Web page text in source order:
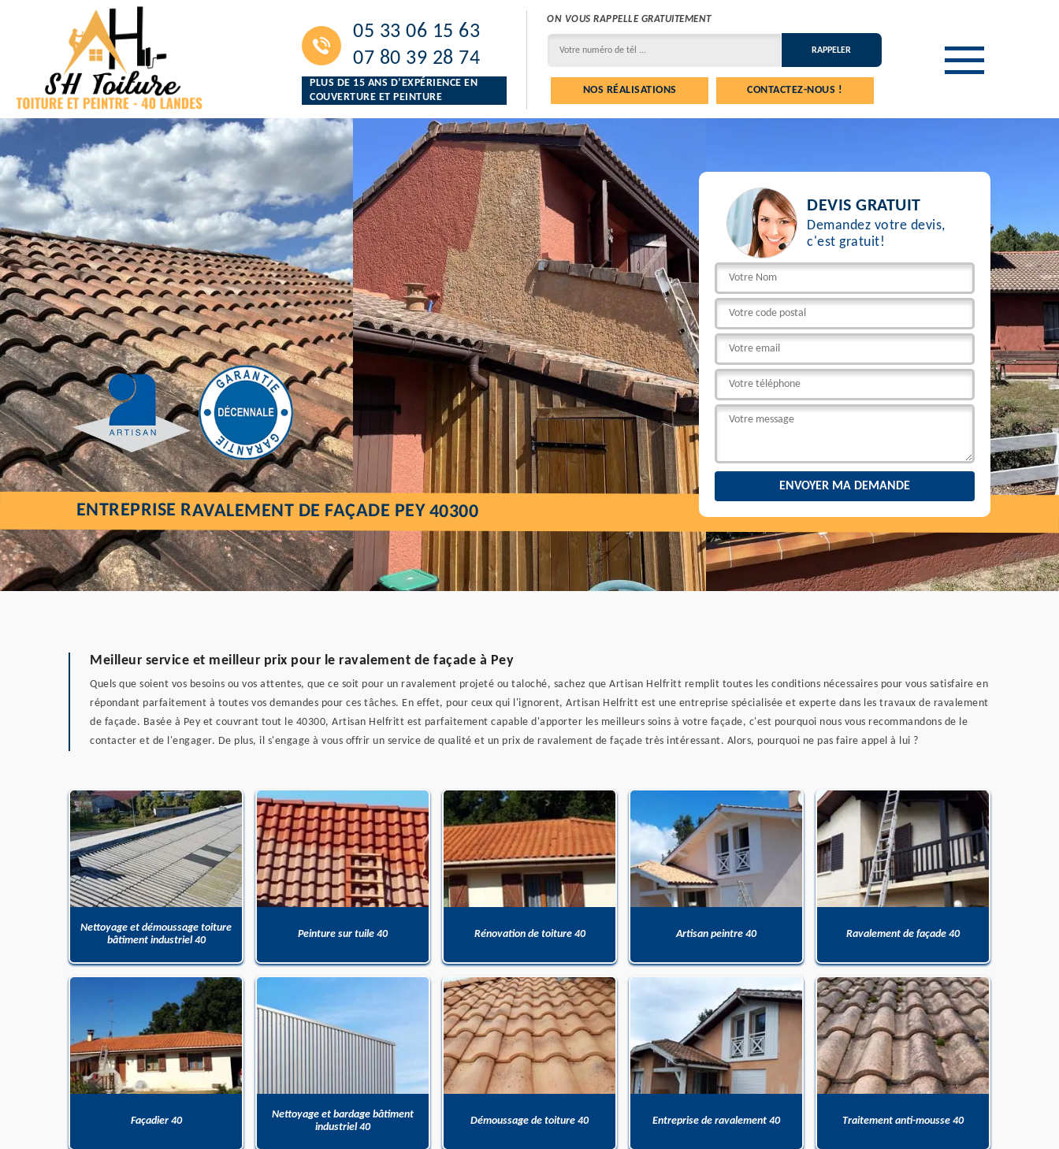
05 33 06 15 63
07 80 39 28 74
PLUS DE 15 ANS D’EXPÉRIENCE EN
COUVERTURE ET PEINTURE
ON VOUS RAPPELLE GRATUITEMENT
NOS RÉALISATIONS CONTACTEZ-NOUS !
DEVIS GRATUIT
Demandez votre devis,
c'est gratuit!
ENTREPRISE RAVALEMENT DE FAÇADE PEY 40300
Meilleur service et meilleur prix pour le ravalement de façade à Pey
Quels que soient vos besoins ou vos attentes, que ce soit pour un ravalement projeté ou taloché, sachez que Artisan Helfritt remplit toutes les conditions nécessaires pour vous satisfaire en
répondant parfaitement à toutes vos demandes pour ces tâches. En effet, pour ceux qui l'ignorent, Artisan Helfritt est une entreprise spécialisée et experte dans les travaux de ravalement
de façade. Basée à Pey et couvrant tout le 40300, Artisan Helfritt est parfaitement capable d'apporter les meilleurs soins à votre façade, c'est pourquoi nous vous recommandons de le
contacter et de l'engager. De plus, il s'engage à vous offrir un service de qualité et un prix de ravalement de façade très intéressant. Alors, pourquoi ne pas faire appel à lui ?
Nettoyage et démoussage toiture
bâtiment industriel 40
Peinture sur tuile 40 Rénovation de toiture 40 Artisan peintre 40 Ravalement de façade 40
Façadier 40
Nettoyage et bardage bâtiment
industriel 40
Démoussage de toiture 40 Entreprise de ravalement 40 Traitement anti-mousse 40